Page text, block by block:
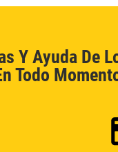
Y Ayuda De
Todo